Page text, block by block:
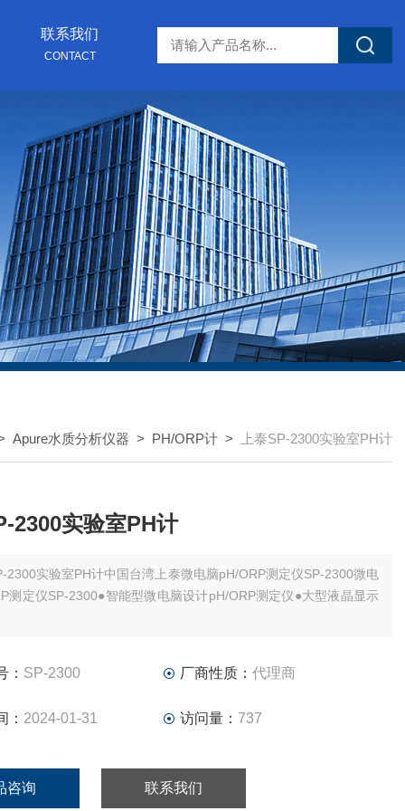
联系我们
CONTACT
Apure水质分析仪器 > PH/ORP计 > 上泰SP-2300实验室PH计
2300实验室PH计
2300实验室PH计中国台湾上泰微电脑pH/ORP测定仪SP-2300微电
测定仪SP-2300●智能型微电脑设计pH/ORP测定仪●大型液晶显示
： SP-2300 厂商性质： 代理商
： 2024-01-31 访问量： 737
咨询 联系我们